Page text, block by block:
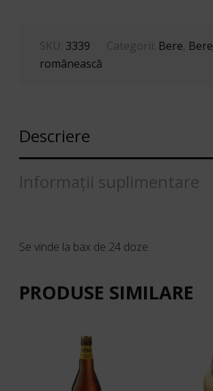
SKU: 3339 Categorii: Bere Bere
românească
Descriere
Informații suplimentare
Se vinde la bax de 24 doze
PRODUSE SIMILARE